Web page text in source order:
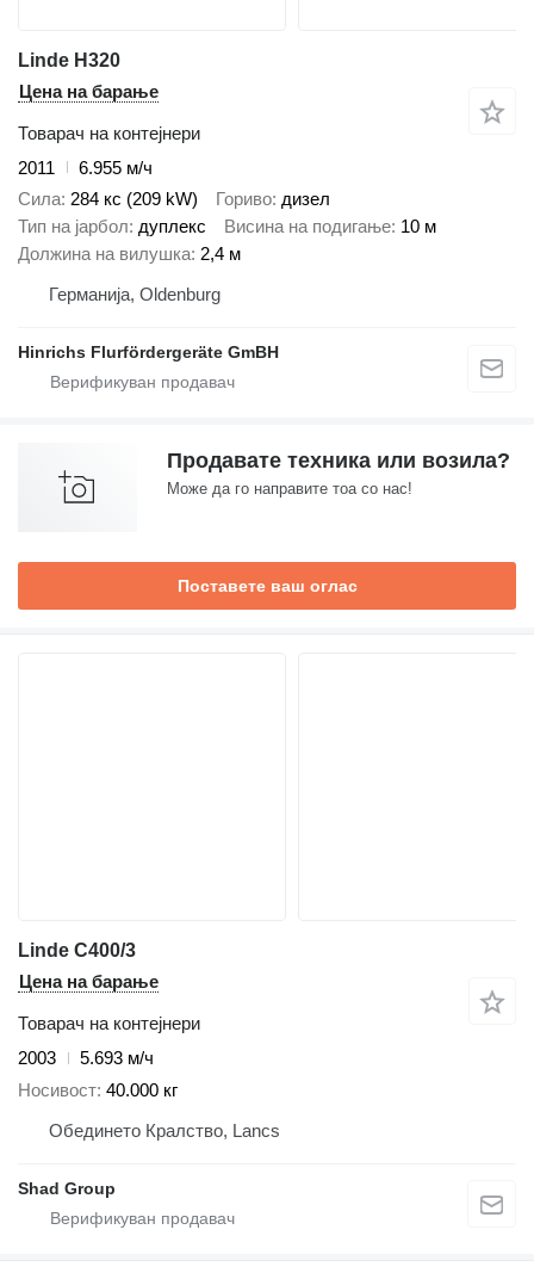
Linde H320
Цена на барање
Товарач на контејнери
2011
6.955 м/ч
Сила 284 кс (209 kW) Гориво дизел
Тип на јарбол дуплекс Висина на подигање 10 м
Должина на вилушка 2,4 м
Германија, Oldenburg
Hinrichs Flurfördergeräte GmBH
Продавате техника или возила?
Може да го направите тоа со нас!
Поставете ваш оглас
Linde C400/3
Цена на барање
Товарач на контејнери
2003
5.693 м/ч
Носивост 40.000 кг
Обединето Кралство, Lancs
Shad Group